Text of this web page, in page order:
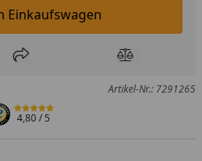
In den Einkaufswagen legen
Einkaufswagen
hinzufügen
Teilen Produkt
Artikel-Nr.: 7291265
4,80/ 5